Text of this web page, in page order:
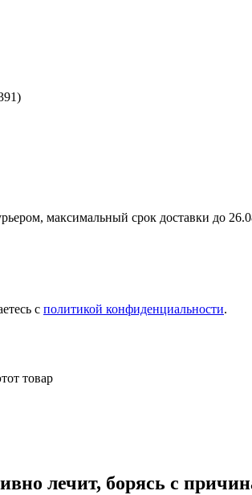
)
максимальный срок доставки до
с политикой конфиденциальности.
товар
лечит, борясь с